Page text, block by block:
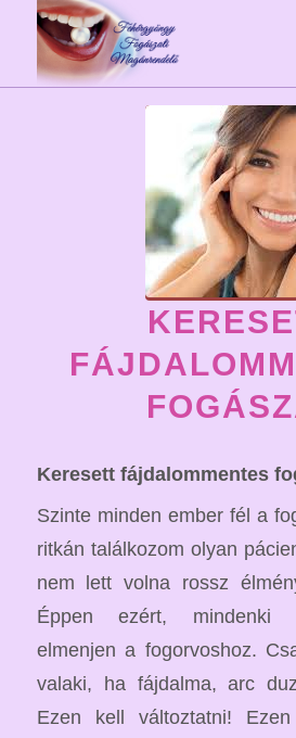
Keresett fájdalommentes
Szinte minden ember fél a
ritkán találkozom olyan
nem lett volna rossz
Éppen ezért, mindenki
elmenjen a fogorvoshoz.
valaki, ha fájdalma, arc
Ezen kell változtatni!